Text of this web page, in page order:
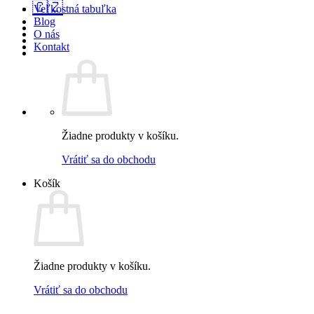
🇨🇿
Žiadne produkty v košíku.
Vrátiť sa do obchodu
Košík
Žiadne produkty v košíku.
Vrátiť sa do obchodu
Veľkostná tabuľka
Blog
O nás
Kontakt